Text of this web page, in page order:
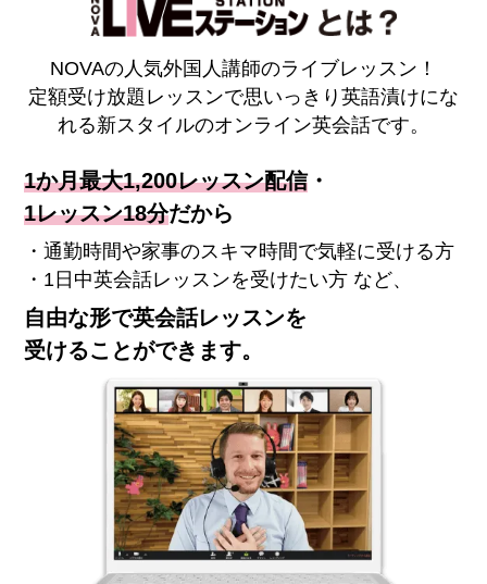
NOVAの人気外国人講師のライブレッスン！
定額受け放題レッスンで思いっきり英語漬けにな
れる新スタイルのオンライン英会話です。
1か月最大1,200レッスン配信・
1レッスン18分だから
・通勤時間や家事のスキマ時間で気軽に受ける方
・1日中英会話レッスンを受けたい方 など、
自由な形で英会話レッスンを
受けることができます。